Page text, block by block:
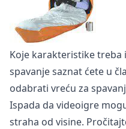
Koje karakteristike treba
spavanjesaznat ćete u
odabrati vreću za
Ispada da videoigre
straha od visine.